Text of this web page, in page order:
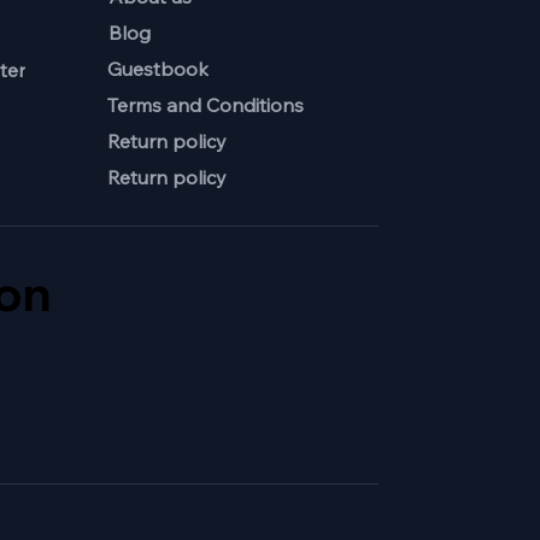
Blog
Guestbook
Terms and Conditions
Return policy
Return policy